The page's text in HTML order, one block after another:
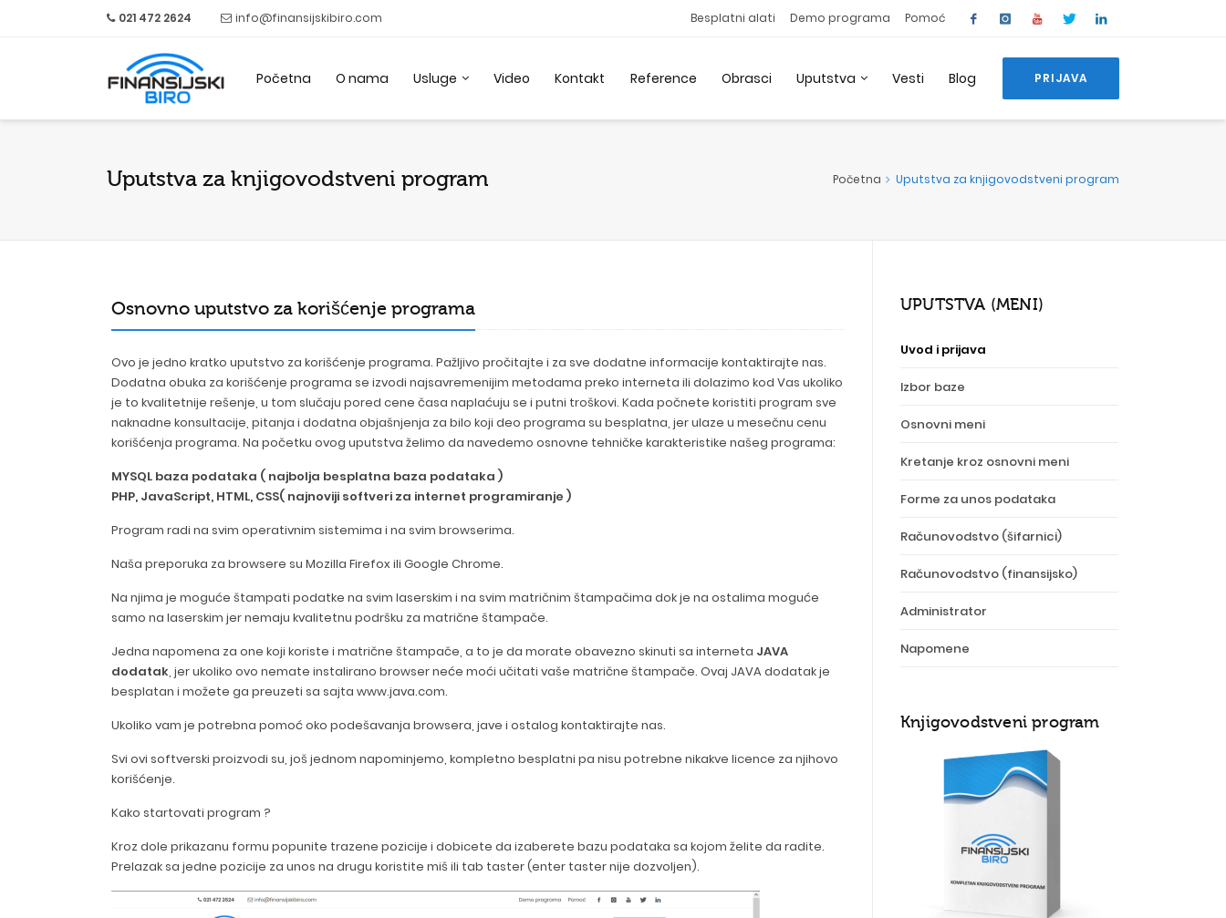
021 472 2624 info@finansijskibiro.com Besplatni alati Demo programa Pomoć
Početna O nama Usluge Video Kontakt Reference Obrasci Uputstva Vesti Blog PRIJAVA
Uputstva za knjigovodstveni program Početna Uputstva za knjigovodstveni program
Osnovno uputstvo za korišćenje programa
Ovo je jedno kratko uputstvo za korišćenje programa. Pažljivo pročitajte i za sve dodatne informacije kontaktirajte nas.
Dodatna obuka za korišćenje programa se izvodi najsavremenijim metodama preko interneta ili dolazimo kod Vas ukoliko
je to kvalitetnije rešenje, u tom slučaju pored cene časa naplaćuju se i putni troškovi. Kada počnete koristiti program sve
naknadne konsultacije, pitanja i dodatna objašnjenja za bilo koji deo programa su besplatna, jer ulaze u mesečnu cenu
korišćenja programa. Na početku ovog uputstva želimo da navedemo osnovne tehničke karakteristike našeg programa:
MYSQL baza podataka ( najbolja besplatna baza podataka )
PHP, JavaScript, HTML, CSS( najnoviji softveri za internet programiranje )
Program radi na svim operativnim sistemima i na svim browserima.
Naša preporuka za browsere su Mozilla Firefox ili Google Chrome.
Na njima je moguće štampati podatke na svim laserskim i na svim matričnim štampačima dok je na ostalima moguće
samo na laserskim jer nemaju kvalitetnu podršku za matrične štampače.
Jedna napomena za one koji koriste i matrične štampače, a to je da morate obavezno skinuti sa interneta JAVA
dodatak, jer ukoliko ovo nemate instalirano browser neće moći učitati vaše matrične štampače. Ovaj JAVA dodatak je
besplatan i možete ga preuzeti sa sajta www.java.com.
Ukoliko vam je potrebna pomoć oko podešavanja browsera, jave i ostalog kontaktirajte nas.
Svi ovi softverski proizvodi su, još jednom napominjemo, kompletno besplatni pa nisu potrebne nikakve licence za njihovo
korišćenje.
Kako startovati program ?
Kroz dole prikazanu formu popunite trazene pozicije i dobicete da izaberete bazu podataka sa kojom želite da radite.
Prelazak sa jedne pozicije za unos na drugu koristite miš ili tab taster (enter taster nije dozvoljen).
UPUTSTVA (MENI)
Uvod i prijava
Izbor baze
Osnovni meni
Kretanje kroz osnovni meni
Forme za unos podataka
Računovodstvo (šifarnici)
Računovodstvo (finansijsko)
Administrator
Napomene
Knjigovodstveni program